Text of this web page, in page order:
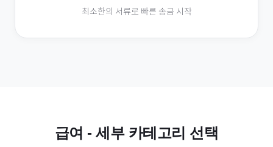
최소한의 서류로 빠른 송금 시작
급여 - 세부 카테고리 선택